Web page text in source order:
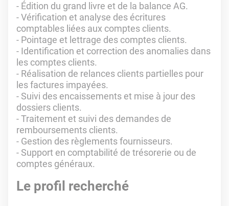
- Édition du grand livre et de la balance AG.
- Vérification et analyse des écritures
comptables liées aux comptes clients.
- Pointage et lettrage des comptes clients.
- Identification et correction des anomalies dans
les comptes clients.
- Réalisation de relances clients partielles pour
les factures impayées.
- Suivi des encaissements et mise à jour des
dossiers clients.
- Traitement et suivi des demandes de
remboursements clients.
- Gestion des règlements fournisseurs.
- Support en comptabilité de trésorerie ou de
comptes généraux.
Le profil recherché